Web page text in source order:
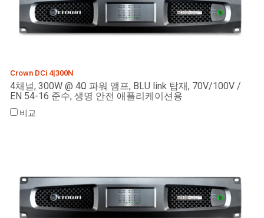
Crown DCi 4|300N
4채널, 300W @ 4Ω 파워 앰프, BLU link 탑재, 70V/100V /
EN 54-16 준수, 생명 안전 애플리케이션용
비교